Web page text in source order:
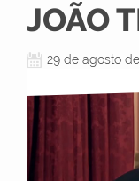
JOÃO
29 de agosto de